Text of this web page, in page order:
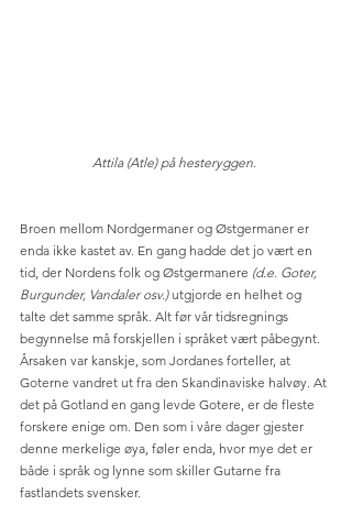
Attila (Atle) på hesteryggen.
Broen mellom Nordgermaner og Østgermaner er
enda ikke kastet av. En gang hadde det jo vært en
tid, der Nordens folk og Østgermanere (d.e. Goter,
Burgunder, Vandaler osv.) utgjorde en helhet og
talte det samme språk. Alt før vår tidsregnings
begynnelse må forskjellen i språket vært påbegynt.
Årsaken var kanskje, som Jordanes forteller, at
Goterne vandret ut fra den Skandinaviske halvøy. At
det på Gotland en gang levde Gotere, er de fleste
forskere enige om. Den som i våre dager gjester
denne merkelige øya, føler enda, hvor mye det er
både i språk og lynne som skiller Gutarne fra
fastlandets svensker.